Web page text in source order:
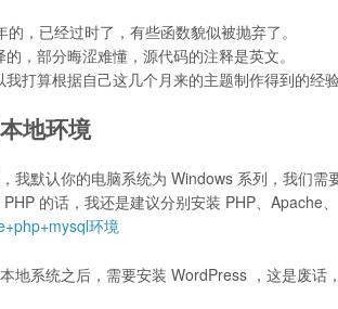
的，已经过时了，有些函数貌似被抛弃了。
的，部分晦涩难懂，源代码的注释是英文。
我打算根据自己这几个月来的主题制作得到的经
地环境
我默认你的电脑系统为 Windows 系列，我们
PHP 的话，我还是建议分别安装 PHP、Apache
环境
地系统之后，需要安装 WordPress ，这是废话，